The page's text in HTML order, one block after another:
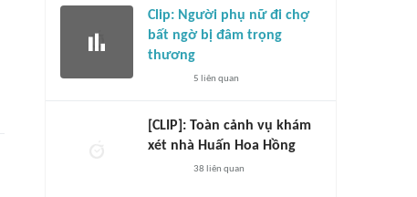
Clip: Người phụ nữ đi chợ
bất ngờ bị đâm trọng
thương
5 liên quan
[CLIP]: Toàn cảnh vụ khám
xét nhà Huấn Hoa Hồng
38 liên quan